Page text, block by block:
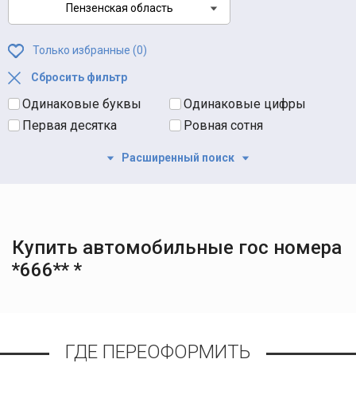
Пензенская область
Только избранные (0)
Сбросить фильтр
Одинаковые буквы
Одинаковые цифры
Первая десятка
Ровная сотня
Расширенный поиск
Купить автомобильные гос номера
*666** *
ГДЕ ПЕРЕОФОРМИТЬ